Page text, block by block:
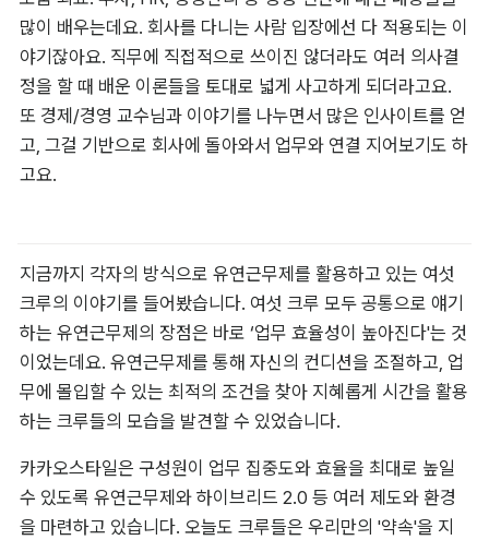
많이 배우는데요. 회사를 다니는 사람 입장에선 다 적용되는 이
야기잖아요. 직무에 직접적으로 쓰이진 않더라도 여러 의사결
정을 할 때 배운 이론들을 토대로 넓게 사고하게 되더라고요.
또 경제/경영 교수님과 이야기를 나누면서 많은 인사이트를 얻
고, 그걸 기반으로 회사에 돌아와서 업무와 연결 지어보기도 하
고요.
지금까지 각자의 방식으로 유연근무제를 활용하고 있는 여섯
크루의 이야기를 들어봤습니다. 여섯 크루 모두 공통으로 얘기
하는 유연근무제의 장점은 바로 ‘업무 효율성이 높아진다'는 것
이었는데요. 유연근무제를 통해 자신의 컨디션을 조절하고, 업
무에 몰입할 수 있는 최적의 조건을 찾아 지혜롭게 시간을 활용
하는 크루들의 모습을 발견할 수 있었습니다.
카카오스타일은 구성원이 업무 집중도와 효율을 최대로 높일
수 있도록 유연근무제와 하이브리드 2.0 등 여러 제도와 환경
을 마련하고 있습니다. 오늘도 크루들은 우리만의 '약속'을 지